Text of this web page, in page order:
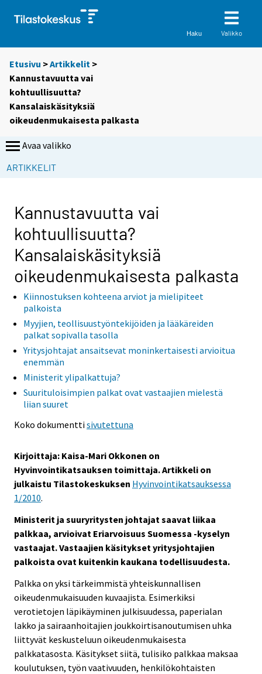
Haku Valikko
Etusivu >Artikkelit >
Kannustavuutta vai
kohtuullisuutta?
Kansalaiskäsityksiä
oikeudenmukaisesta palkasta
Avaa valikko
ARTIKKELIT
Kannustavuutta vai
kohtuullisuutta?
Kansalaiskäsityksiä
oikeudenmukaisesta palkasta
Kiinnostuksen kohteena arviot ja mielipiteet
palkoista
Myyjien, teollisuustyöntekijöiden ja lääkäreiden
palkat sopivalla tasolla
Yritysjohtajat ansaitsevat moninkertaisesti arvioitua
enemmän
Ministerit ylipalkattuja?
Suurituloisimpien palkat ovat vastaajien mielestä
liian suuret
Koko dokumenttisivutettuna
Kirjoittaja: Kaisa-Mari Okkonen on
Hyvinvointikatsauksen toimittaja. Artikkeli on
julkaistu Tilastokeskuksen Hyvinvointikatsauksessa
1/2010.
Ministerit ja suuryritysten johtajat saavat liikaa
palkkaa, arvioivat Eriarvoisuus Suomessa -kyselyn
vastaajat. Vastaajien käsitykset yritysjohtajien
palkoista ovat kuitenkin kaukana todellisuudesta.
Palkka on yksi tärkeimmistä yhteiskunnallisen
oikeudenmukaisuuden kuvaajista. Esimerkiksi
verotietojen läpikäyminen julkisuudessa, paperialan
lakko ja sairaanhoitajien joukkoirtisanoutumisen uhka
liittyvät keskusteluun oikeudenmukaisesta
palkkatasosta. Käsitykset siitä, tulisiko palkkaa maksaa
koulutuksen, työn vaativuuden, henkilökohtaisten